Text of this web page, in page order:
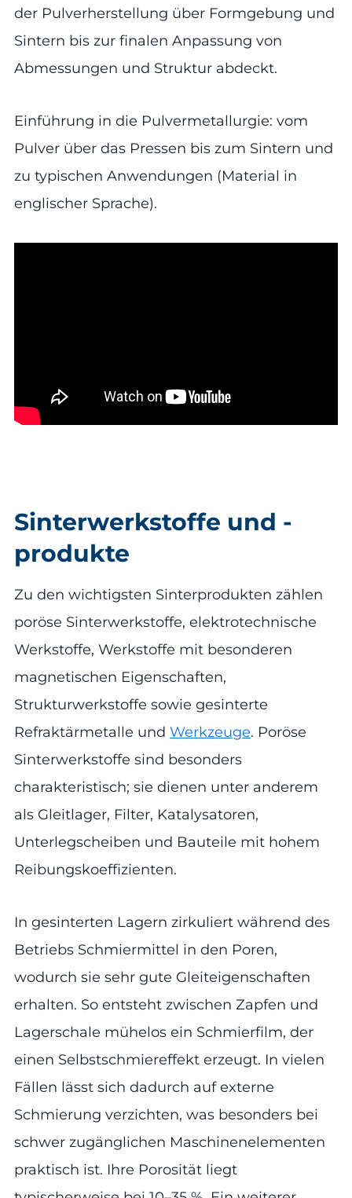
der Pulverherstellung über Formgebung und
Sintern bis zur finalen Anpassung von
Abmessungen und Struktur abdeckt.
Einführung in die Pulvermetallurgie: vom
Pulver über das Pressen bis zum Sintern und
zu typischen Anwendungen (Material in
englischer Sprache).
Sinterwerkstoffe und -
produkte
Zu den wichtigsten Sinterprodukten zählen
poröse Sinterwerkstoffe, elektrotechnische
Werkstoffe, Werkstoffe mit besonderen
magnetischen Eigenschaften,
Strukturwerkstoffe sowie gesinterte
Refraktärmetalle und Werkzeuge. Poröse
Sinterwerkstoffe sind besonders
charakteristisch; sie dienen unter anderem
als Gleitlager, Filter, Katalysatoren,
Unterlegscheiben und Bauteile mit hohem
Reibungskoeffizienten.
In gesinterten Lagern zirkuliert während des
Betriebs Schmiermittel in den Poren,
wodurch sie sehr gute Gleiteigenschaften
erhalten. So entsteht zwischen Zapfen und
Lagerschale mühelos ein Schmierfilm, der
einen Selbstschmiereffekt erzeugt. In vielen
Fällen lässt sich dadurch auf externe
Schmierung verzichten, was besonders bei
schwer zugänglichen Maschinenelementen
praktisch ist. Ihre Porosität liegt